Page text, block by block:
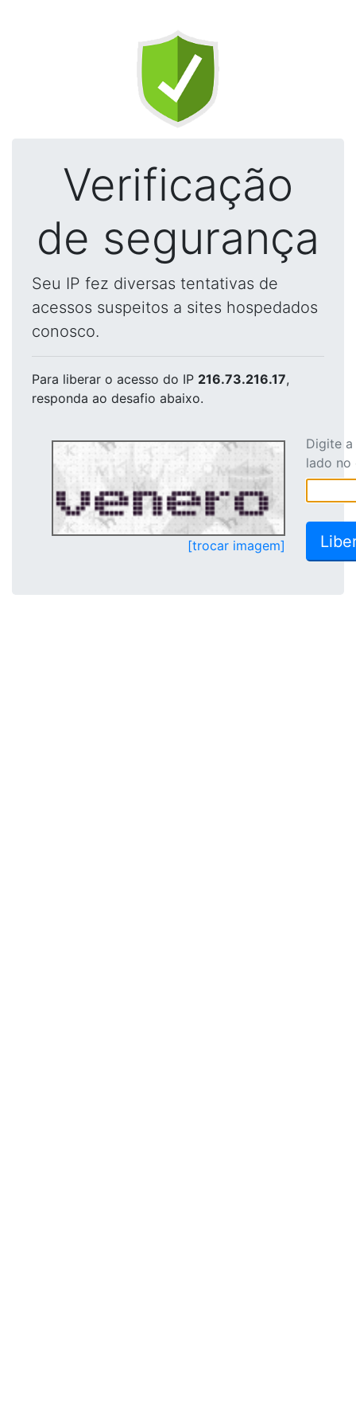
Verificação
de segurança
Seu IP fez diversas tentativas de
acessos suspeitos a sites hospedados
conosco.
Para liberar o acesso do IP 216.73.216.17,
responda ao desafio abaixo.
[trocar imagem]
Digite
lado no